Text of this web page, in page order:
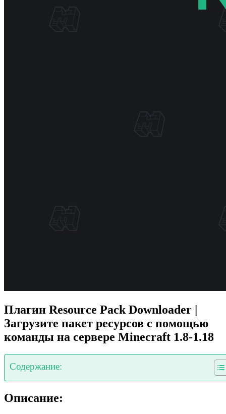
Плагин Resource Pack Downloader |
Загрузите пакет ресурсов с помощью
команды на сервере Minecraft 1.8-1.18
Содержание:
Описание: